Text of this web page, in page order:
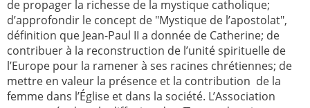
de propager la richesse de la mystique catholique;
d’approfondir le concept de "Mystique de l’apostolat",
définition que Jean-Paul II a donnée de Catherine; de
contribuer à la reconstruction de l’unité spirituelle de
l’Europe pour la ramener à ses racines chrétiennes; de
mettre en valeur la présence et la contribution de la
femme dans l’Église et dans la société. L’Association